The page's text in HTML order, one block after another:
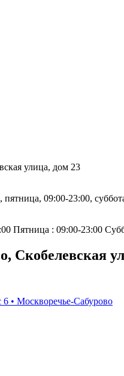
улица, дом 23
09:00-23:00,
Пятница : 09:00-23:00
• Москворечье-Сабурово